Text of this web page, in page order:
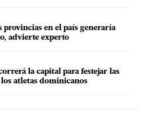
provincias en el país generaría
advierte experto
la capital para festejar las
atletas dominicanos